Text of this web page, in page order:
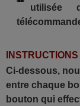
utilisée
Ci-dessous,
entre chaque
bouton qui